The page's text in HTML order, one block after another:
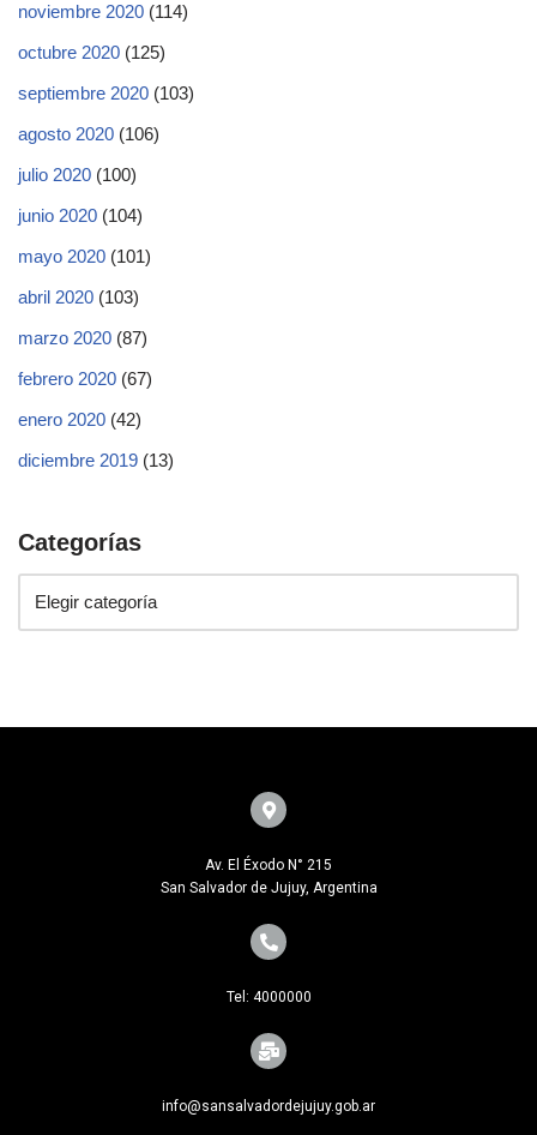
noviembre 2020 (114)
octubre 2020 (125)
septiembre 2020 (103)
agosto 2020 (106)
julio 2020 (100)
junio 2020 (104)
mayo 2020 (101)
abril 2020 (103)
marzo 2020 (87)
febrero 2020 (67)
enero 2020 (42)
diciembre 2019 (13)
Categorías
Av. El Éxodo N° 215
San Salvador de Jujuy, Argentina
Tel: 4000000
info@sansalvadordejujuy.gob.ar